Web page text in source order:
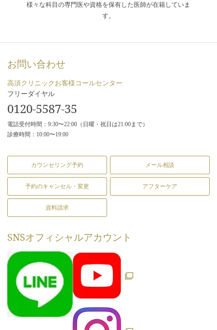
様々な科目の専門医や資格を保有した医師が在籍していま
す。
お問い合わせ
高須クリニックお客様コールセンター
フリーダイヤル
0120-5587-35
電話受付時間：9:30〜22:00（日曜・祝日は21:00まで）
診療時間：10:00〜19:00
カウンセリング予約 メール相談
予約のキャンセル・変更 アフターケア
資料請求
SNSオフィシャルアカウント